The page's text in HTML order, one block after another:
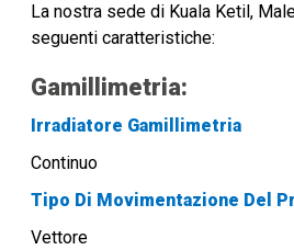
La nostra sede di Kuala Ketil,
seguenti caratteristiche:
Gamillimetria:
Irradiatore Gamillimetria
Continuo
Tipo Di Movimentazione Del
Vettore